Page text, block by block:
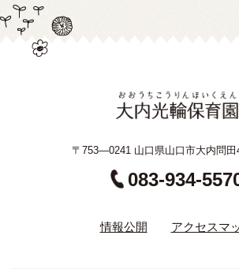
〒753—0241 山口県山口市大内問田
083-934-
情報公開 アクセスマ